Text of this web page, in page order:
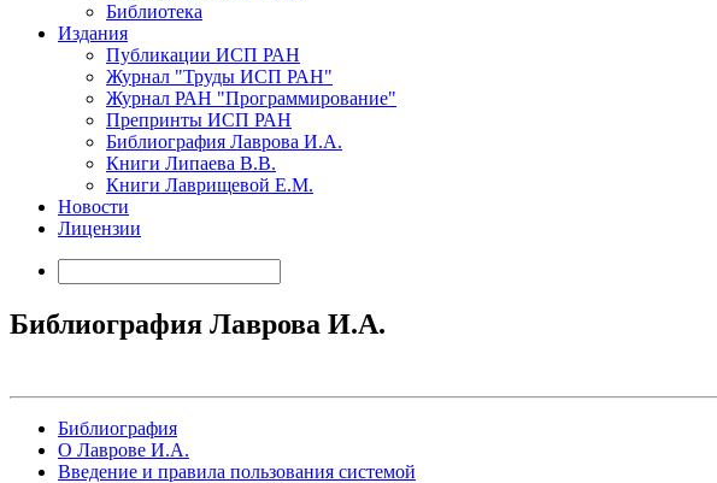
Библиотека
Издания
Публикации ИСП РАН
Журнал "Труды ИСП РАН"
Журнал РАН "Программирование"
Препринты ИСП РАН
Библиография Лаврова И.А.
Книги Липаева В.В.
Книги Лаврищевой Е.М.
Новости
Лицензии
Библиография Лаврова И.А.
Библиография
О Лаврове И.А.
Введение и правила пользования системой